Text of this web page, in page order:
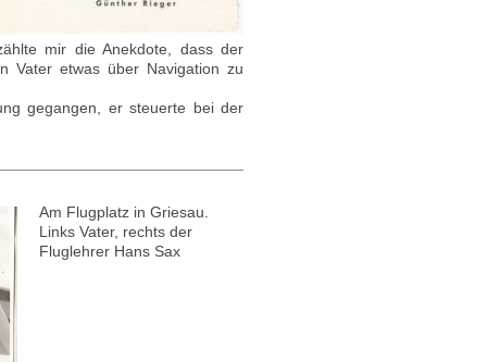
mir die Anekdote, dass der
Vater etwas über Navigation zu
gegangen, er steuerte bei der
Am Flugplatz in Griesau.
Links Vater, rechts der
Fluglehrer Hans Sax